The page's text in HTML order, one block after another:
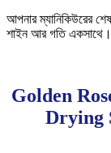
আপনার ম্যানিকিউরের
শাইন আর গতি
Golden
Drying